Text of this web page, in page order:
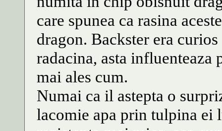
care spunea ca rasina
dragon. Backster era
radacina, asta influenteaza
mai ales cum.
Numai ca il astepta o
lacomie apa prin tulpina ei